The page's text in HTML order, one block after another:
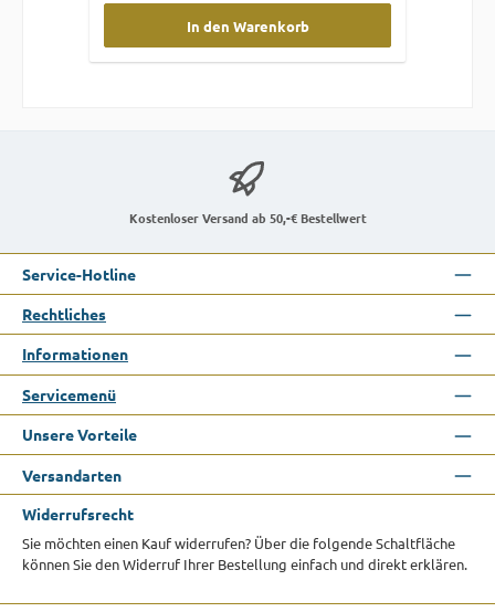
In den Warenkorb
Kostenloser Versand ab 50,-€ Bestellwert
Service-Hotline
Rechtliches
Informationen
Servicemenü
Unsere Vorteile
Versandarten
Widerrufsrecht
Sie möchten einen Kauf widerrufen? Über die folgende Schaltfläche
können Sie den Widerruf Ihrer Bestellung einfach und direkt erklären.